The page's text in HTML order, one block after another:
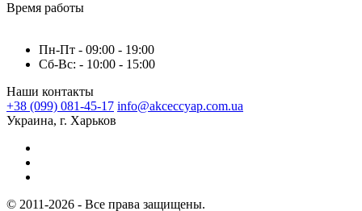
Время работы
Пн-Пт - 09:00 - 19:00
Сб-Вс: - 10:00 - 15:00
Наши контакты
+38 (099) 081-45-17 info@akceccyap.com.ua
Украина, г. Харьков
© 2011-2026 - Все права защищены.